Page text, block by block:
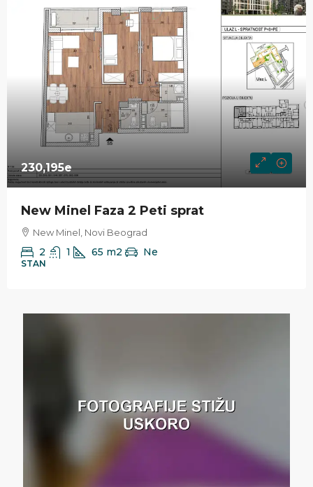
230,195e
New Minel Faza 2 Peti sprat
New Minel, Novi Beograd
2 1 65 m2 Ne
STAN